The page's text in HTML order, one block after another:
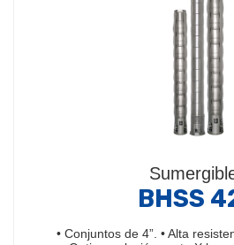
BHSS
• Conjuntos de 4”. • Alta